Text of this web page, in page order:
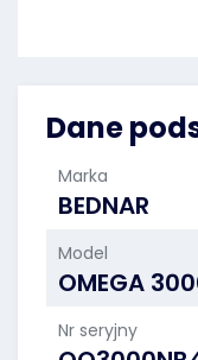
Dane
Marka
BEDNAR
Model
OMEGA
Nr seryjny